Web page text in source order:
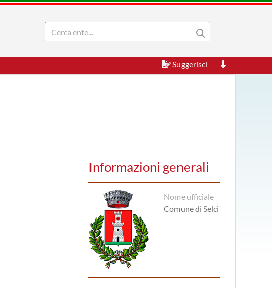
Suggerisci
Informazioni generali
Nome ufficiale
Comune di Selci